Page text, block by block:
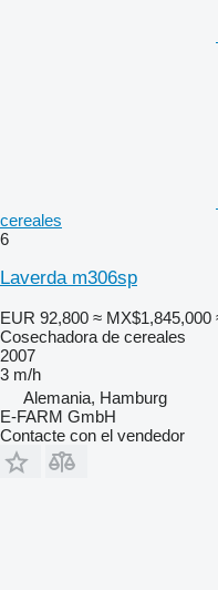
cereales
6
Laverda m306sp
EUR 92,800 ≈ MX$1,845,000
Cosechadora de cereales
2007
3 m/h
Alemania, Hamburg
E-FARM GmbH
Contacte con el vendedor